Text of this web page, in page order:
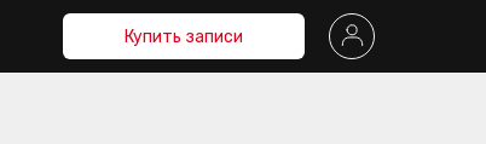
Купить записи